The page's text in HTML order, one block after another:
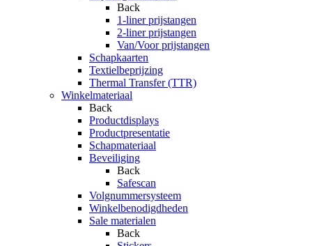
Back
1-liner prijstangen
2-liner prijstangen
Van/Voor prijstangen
Schapkaarten
Textielbeprijzing
Thermal Transfer (TTR)
Winkelmateriaal
Back
Productdisplays
Productpresentatie
Schapmateriaal
Beveiliging
Back
Safescan
Volgnummersysteem
Winkelbenodigdheden
Sale materialen
Back